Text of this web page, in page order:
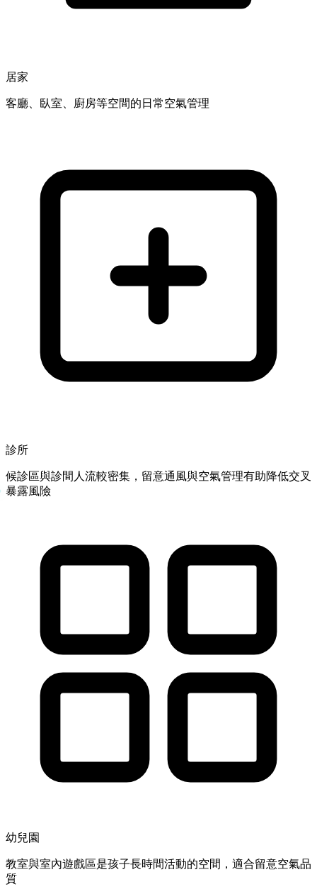
居家
客廳、臥室、廚房等空間的日常空氣管理
診所
候診區與診間人流較密集，留意通風與空氣管理有助降低交叉
暴露風險
幼兒園
教室與室內遊戲區是孩子長時間活動的空間，適合留意空氣品
質